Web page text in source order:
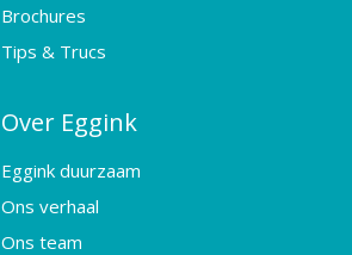
Brochures
Tips & Trucs
Over Eggink
Eggink duurzaam
Ons verhaal
Ons team